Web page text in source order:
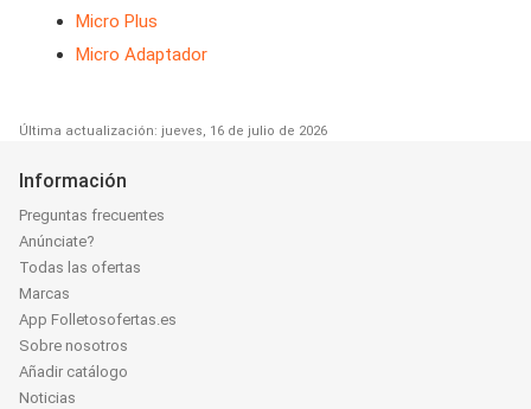
Micro Plus
Micro Adaptador
Última actualización: jueves, 16 de julio de 2026
Información
Preguntas frecuentes
Anúnciate?
Todas las ofertas
Marcas
App Folletosofertas.es
Sobre nosotros
Añadir catálogo
Noticias